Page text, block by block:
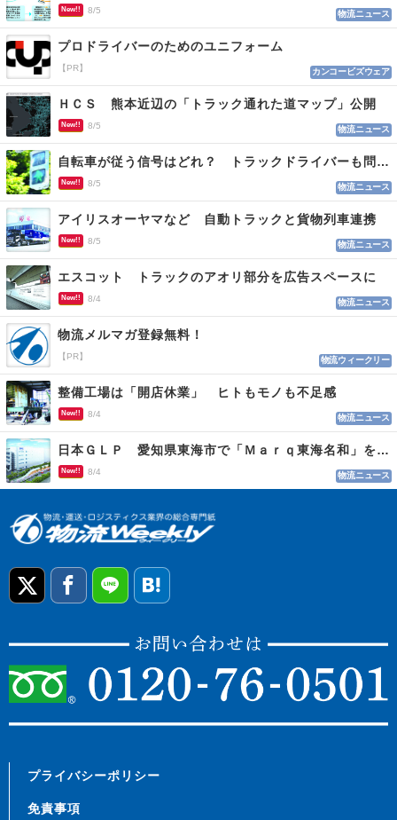
New!! 8/5 物流ニュース
プロドライバーのためのユニフォーム
【PR】 カンコービズウェア
ＨＣＳ 熊本近辺の「トラック通れた道マップ」公開
New!! 8/5 物流ニュース
自転車が従う信号はどれ？ トラックドライバーも問われる認識
New!! 8/5 物流ニュース
アイリスオーヤマなど 自動トラックと貨物列車連携
New!! 8/5 物流ニュース
エスコット トラックのアオリ部分を広告スペースに
New!! 8/4 物流ニュース
物流メルマガ登録無料！
【PR】 物流ウィークリー
整備工場は「開店休業」 ヒトもモノも不足感
New!! 8/4 物流ニュース
日本ＧＬＰ 愛知県東海市で「Ｍａｒｑ東海名和」を開発
New!! 8/4 物流ニュース
プライバシーポリシー
免責事項